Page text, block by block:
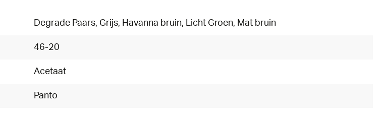
Degrade Paars, Grijs, Havanna bruin, Licht Groen, Mat bruin
46-20
Acetaat
Panto